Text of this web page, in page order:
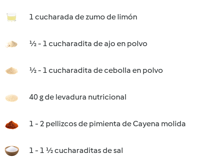
1 cucharada de zumo de limón
½ - 1 cucharadita de ajo en polvo
½ - 1 cucharadita de cebolla en polvo
40 g de levadura nutricional
1 - 2 pellizcos de pimienta de Cayena molida
1 - 1 ½ cucharaditas de sal